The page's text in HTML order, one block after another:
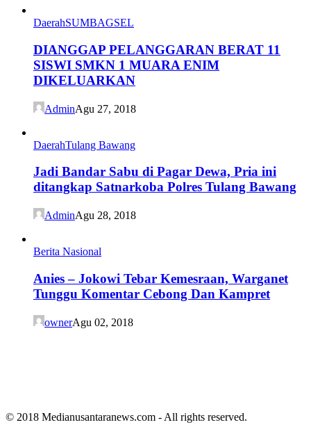
DaerahSUMBAGSEL
DIANGGAP PELANGGARAN BERAT 11
SISWI SMKN 1 MUARA ENIM
DIKELUARKAN
AdminAgu 27, 2018
DaerahTulang Bawang
Jadi Bandar Sabu di Pagar Dewa, Pria ini
ditangkap Satnarkoba Polres Tulang Bawang
AdminAgu 28, 2018
Berita Nasional
Anies – Jokowi Tebar Kemesraan, Warganet
Tunggu Komentar Cebong Dan Kampret
ownerAgu 02, 2018
© 2018 Medianusantaranews.com - All rights reserved.